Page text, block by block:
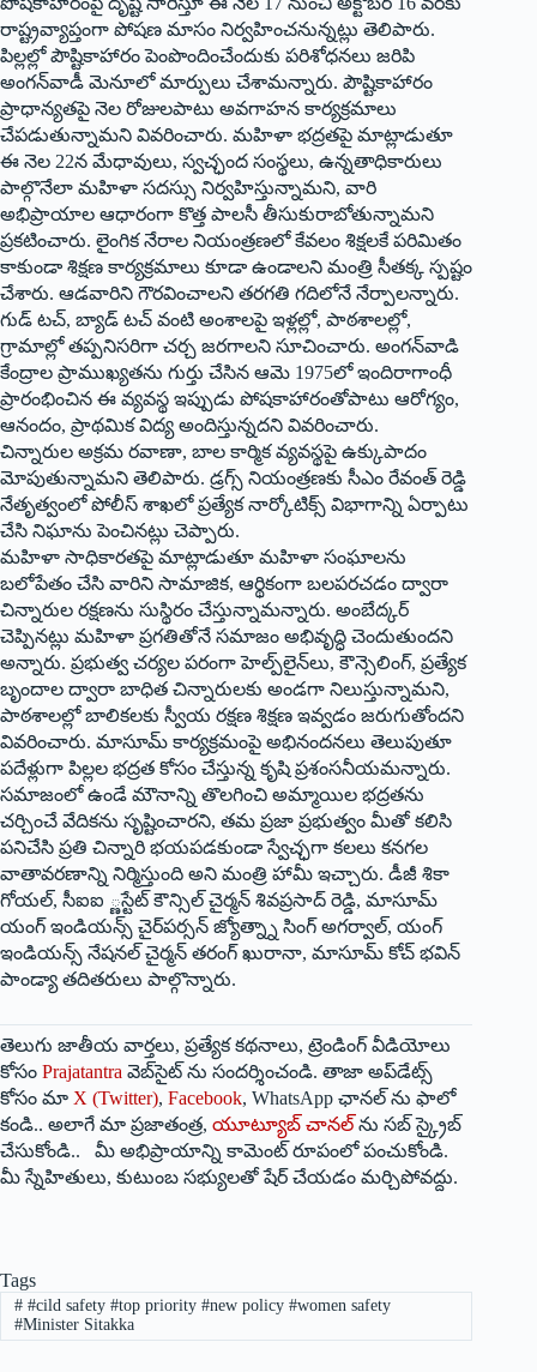
రాష్ట్రవ్యాప్తంగా పోషణ మాసం నిర్వహించనున్నట్లు తెలిపారు.
పిల్లల్లో పౌష్టికాహారం పెంపొందించేందుకు పరిశోధనలు జరిపి
అంగన్‌వాడీ మెనూలో మార్పులు చేశామన్నారు. పౌష్టికాహారం
ప్రాధాన్యతపై నెల రోజులపాటు అవగాహన కార్యక్రమాలు
చేపడుతున్నామని వివరించారు. మహిళా భద్రతపై మాట్లాడుతూ
ఈ నెల 22న మేధావులు, స్వచ్ఛంద సంస్థలు, ఉన్నతాధికారులు
పాల్గొనేలా మహిళా సదస్సు నిర్వహిస్తున్నామని, వారి
అభిప్రాయాల ఆధారంగా కొత్త పాలసీ తీసుకురాబోతున్నామని
ప్రకటించారు. లైంగిక నేరాల నియంత్రణలో కేవలం శిక్షలకే పరిమితం
కాకుండా శిక్షణ కార్యక్రమాలు కూడా ఉండాలని మంత్రి సీతక్క స్పష్టం
చేశారు. ఆడవారిని గౌరవించాలని తరగతి గదిలోనే నేర్పాలన్నారు.
గుడ్‌ టచ్‌, బ్యాడ్‌ టచ్‌ వంటి అంశాలపై ఇళ్లల్లో, పాఠశాలల్లో,
గ్రామాల్లో తప్పనిసరిగా చర్చ జరగాలని సూచించారు. అంగన్‌వాడి
కేంద్రాల ప్రాముఖ్యతను గుర్తు చేసిన ఆమె 1975లో ఇందిరాగాంధీ
ప్రారంభించిన ఈ వ్యవస్థ ఇప్పుడు పోషకాహారంతోపాటు ఆరోగ్యం,
ఆనందం, ప్రాథమిక విద్య అందిస్తున్నదని వివరించారు.
చిన్నారుల అక్రమ రవాణా, బాల కార్మిక వ్యవస్థపై ఉక్కుపాదం
మోపుతున్నామని తెలిపారు. డ్రగ్స్‌ నియంత్రణకు సీఎం రేవంత్‌ రెడ్డి
నేతృత్వంలో పోలీస్‌ శాఖలో ప్రత్యేక నార్కోటిక్స్‌ విభాగాన్ని ఏర్పాటు
చేసి నిఘాను పెంచినట్లు చెప్పారు.
మహిళా సాధికారతపై మాట్లాడుతూ మహిళా సంఘాలను
బలోపేతం చేసి వారిని సామాజిక, ఆర్థికంగా బలపరచడం ద్వారా
చిన్నారుల రక్షణను సుస్థిరం చేస్తున్నామన్నారు. అంబేద్కర్‌
చెప్పినట్లు మహిళా ప్రగతితోనే సమాజం అభివృద్ధి చెందుతుందని
అన్నారు. ప్రభుత్వ చర్యల పరంగా హెల్ప్‌లైన్‌లు, కౌన్సెలింగ్‌, ప్రత్యేక
బృందాల ద్వారా బాధిత చిన్నారులకు అండగా నిలుస్తున్నామని,
పాఠశాలల్లో బాలికలకు స్వీయ రక్షణ శిక్షణ ఇవ్వడం జరుగుతోందని
వివరించారు. మాసూమ్‌ కార్యక్రమంపై అభినందనలు తెలుపుతూ
పదేళ్లుగా పిల్లల భద్రత కోసం చేస్తున్న కృషి ప్రశంసనీయమన్నారు.
సమాజంలో ఉండే మౌనాన్ని తొలగించి అమ్మాయిల భద్రతను
చర్చించే వేదికను సృష్టించారని, తమ ప్రజా ప్రభుత్వం మీతో కలిసి
పనిచేసి ప్రతి చిన్నారి భయపడకుండా స్వేచ్ఛగా కలలు కనగల
వాతావరణాన్ని నిర్మిస్తుంది అని మంత్రి హామీ ఇచ్చారు. డీజీ శికా
గోయల్‌, సీఐఐ ్ణస్టేట్‌ కౌన్సిల్‌ చైర్మన్‌ శివప్రసాద్‌ రెడ్డి, మాసూమ్‌
యంగ్‌ ఇండియన్స్‌ చైర్‌పర్సన్‌ జ్యోత్న్నా సింగ్‌ అగర్వాల్‌, యంగ్‌
ఇండియన్స్‌ నేషనల్‌ చైర్మన్‌ తరంగ్‌ ఖురానా, మాసూమ్‌ కోచ్‌ భవిన్‌
పాండ్యా తదితరులు పాల్గొన్నారు.
తెలుగు జాతీయ వార్తలు, ప్రత్యేక కథనాలు, ట్రెండింగ్ వీడియోలు
కోసం Prajatantra వెబ్‌సైట్ ను సందర్శించండి. తాజా అప్‌డేట్స్
కోసం మా X (Twitter), Facebook, WhatsApp ఛానల్ ను ఫాలో
కండి.. అలాగే మా ప్రజాతంత్ర, యూట్యూబ్ చానల్ ను సబ్ స్క్రైబ్
చేసుకోండి.. మీ అభిప్రాయాన్ని కామెంట్ రూపంలో పంచుకోండి.
మీ స్నేహితులు, కుటుంబ సభ్యులతో షేర్ చేయడం మర్చిపోవద్దు.
Tags
##cild safety #top priority #new policy #women safety
#Minister Sitakka